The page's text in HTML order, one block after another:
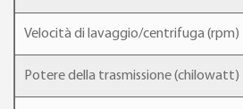
Velocità di lavaggio/centrifuga (rpm)
Potere della trasmissione (chilowatt)